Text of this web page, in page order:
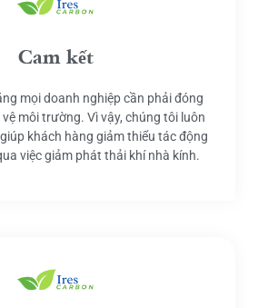
Cam kết
mọi doanh nghiệp cần phải đóng
môi trường. Vì vậy, chúng tôi luôn
khách hàng giảm thiểu tác động
việc giảm phát thải khí nhà kính.